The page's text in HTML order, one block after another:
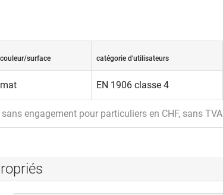
couleur/surface catégorie d'utilisateurs
mat EN 1906 classe 4
engagement pour particuliers en CHF, sans TVA